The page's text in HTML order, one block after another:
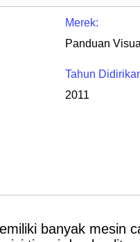
Merek:
Panduan Visual
Tahun
2011
banyak mesin